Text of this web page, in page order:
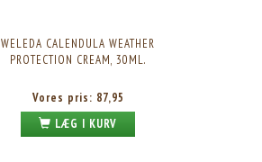
WELEDA CALENDULA WEATHER
PROTECTION CREAM, 30ML.
Vores pris: 87,95
LÆG I KURV